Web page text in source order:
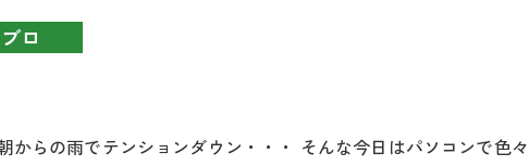
ロ
からの雨でテンションダウン・・・ そんな今日はパソコンで色々